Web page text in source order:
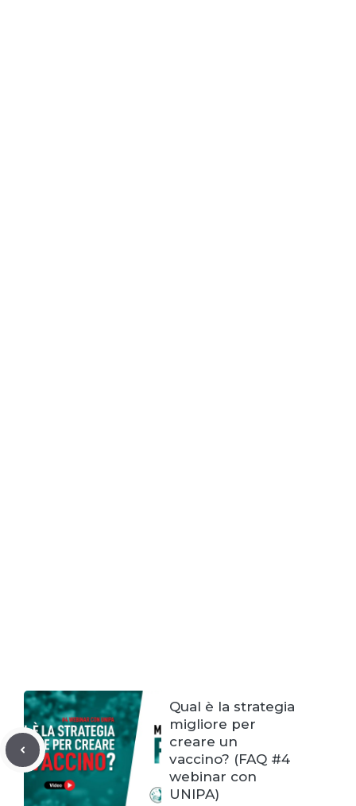
Qual è la strategia
migliore per
creare un
vaccino? (FAQ #4
webinar con
UNIPA)